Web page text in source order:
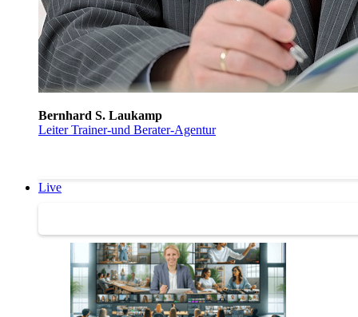
Bernhard S. Laukamp
Leiter Trainer-und Berater-Agentur
Live